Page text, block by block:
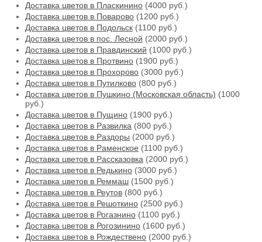
Доставка цветов в Пласкинино (4000 руб.)
Доставка цветов в Поварово (1200 руб.)
Доставка цветов в Подольск (1100 руб.)
Доставка цветов в пос. Лесной (2000 руб.)
Доставка цветов в Правдинский (1000 руб.)
Доставка цветов в Протвино (1900 руб.)
Доставка цветов в Прохорово (3000 руб.)
Доставка цветов в Путилково (800 руб.)
Доставка цветов в Пушкино (Московская область) (1000
руб.)
Доставка цветов в Пущино (1900 руб.)
Доставка цветов в Развилка (800 руб.)
Доставка цветов в Раздоры (2000 руб.)
Доставка цветов в Раменское (1100 руб.)
Доставка цветов в Рассказовка (2000 руб.)
Доставка цветов в Редькино (3000 руб.)
Доставка цветов в Реммаш (1500 руб.)
Доставка цветов в Реутов (800 руб.)
Доставка цветов в Решоткино (2500 руб.)
Доставка цветов в Рогазнино (1100 руб.)
Доставка цветов в Рогозинино (1600 руб.)
Доставка цветов в Рождествено (2000 руб.)